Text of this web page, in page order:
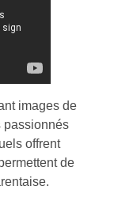
images de
passionnés
offrent
de